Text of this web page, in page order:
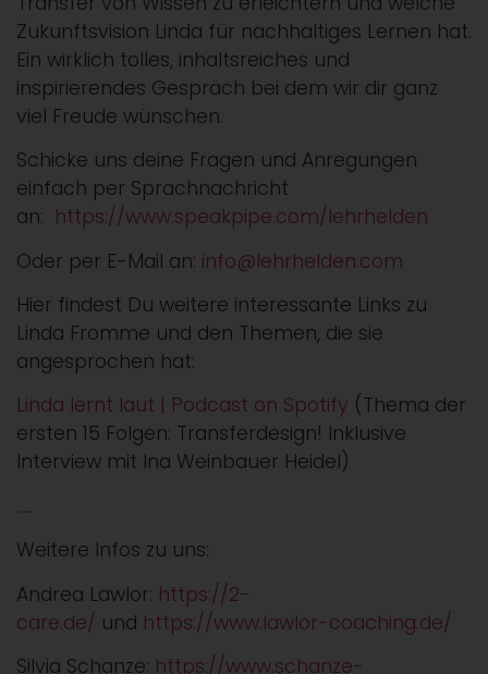
Zukunftsvision Linda für nachhaltiges Lernen hat.
Ein wirklich tolles, inhaltsreiches und
inspirierendes Gespräch bei dem wir dir ganz
viel Freude wünschen.
Schicke uns deine Fragen und Anregungen
einfach per Sprachnachricht
an: https://www.speakpipe.com/lehrhelden
Oder per E-Mail an: info@lehrhelden.com
Hier findest Du weitere interessante Links zu
Linda Fromme und den Themen, die sie
angesprochen hat:
⁠Linda lernt laut | Podcast on Spotify⁠ (Thema der
ersten 15 Folgen: Transferdesign! Inklusive
Interview mit Ina Weinbauer Heidel)
…..
Weitere Infos zu uns:
Andrea Lawlor: https://2-
care.de/ und https://www.lawlor-coaching.de/
Silvia Schanze: https://www.schanze-